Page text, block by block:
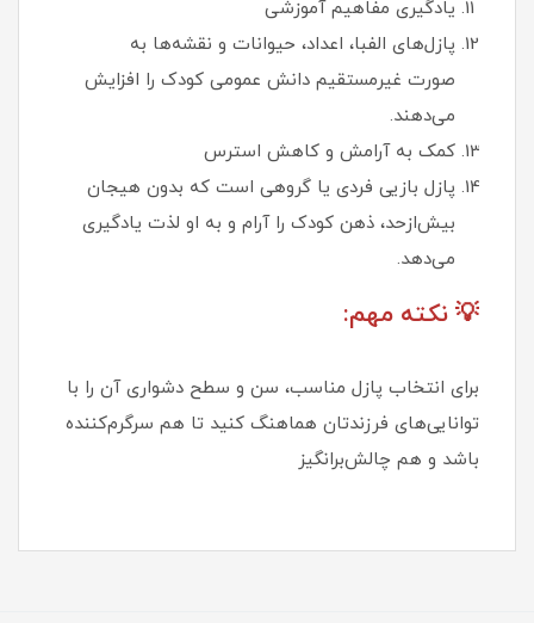
یادگیری مفاهیم آموزشی
پازل‌های الفبا، اعداد، حیوانات و نقشه‌ها به
صورت غیرمستقیم دانش عمومی کودک را افزایش
می‌دهند.
کمک به آرامش و کاهش استرس
پازل بازیی فردی یا گروهی است که بدون هیجان
بیش‌ازحد، ذهن کودک را آرام و به او لذت یادگیری
می‌دهد.
💡 نکته مهم:
برای انتخاب پازل مناسب، سن و سطح دشواری آن را با
توانایی‌های فرزندتان هماهنگ کنید تا هم سرگرم‌کننده
باشد و هم چالش‌برانگیز